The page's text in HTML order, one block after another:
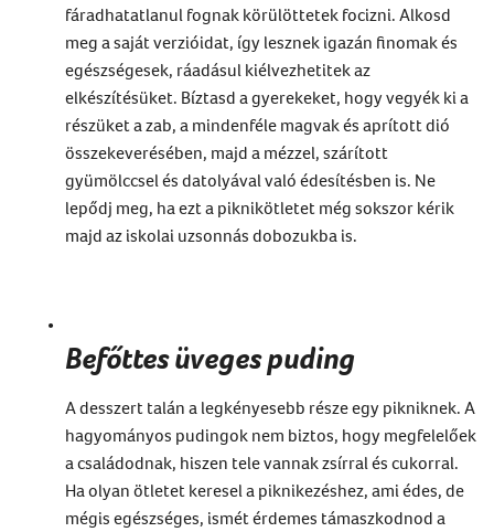
fáradhatatlanul fognak körülöttetek focizni. Alkosd
meg a saját verzióidat, így lesznek igazán finomak és
egészségesek, ráadásul kiélvezhetitek az
elkészítésüket. Bíztasd a gyerekeket, hogy vegyék ki a
részüket a zab, a mindenféle magvak és aprított dió
összekeverésében, majd a mézzel, szárított
gyümölccsel és datolyával való édesítésben is. Ne
lepődj meg, ha ezt a piknikötletet még sokszor kérik
majd az iskolai uzsonnás dobozukba is.
Befőttes üveges puding
A desszert talán a legkényesebb része egy pikniknek. A
hagyományos pudingok nem biztos, hogy megfelelőek
a családodnak, hiszen tele vannak zsírral és cukorral.
Ha olyan ötletet keresel a piknikezéshez, ami édes, de
mégis egészséges, ismét érdemes támaszkodnod a